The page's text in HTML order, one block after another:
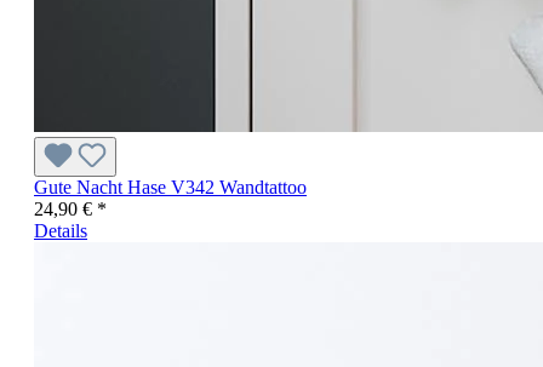
Gute Nacht Hase V342 Wandtattoo
24,90 € *
Details